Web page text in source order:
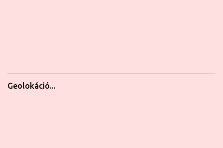
Geolokáció...